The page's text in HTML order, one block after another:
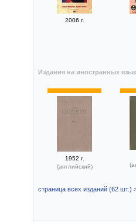
2006 г.
Издания на иностранных
1952 г.
(английский)
страница всех изданий (62 шт.)